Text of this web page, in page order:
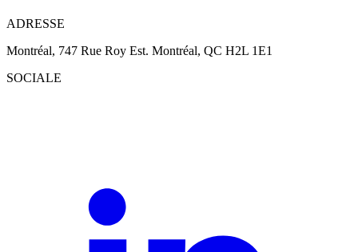
ADRESSE
Montréal, 747 Rue Roy Est. Montréal, QC H2L 1E1
SOCIALE